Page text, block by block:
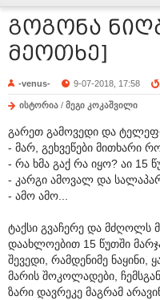
გოგონა
მეოთხე]
-venus- 9-07-2018, 17:58
ისტორია / მეგი კოკაშვილი
გარეთ გამოვედი და
- მარ, გეხვეწები მითხარი
- რა ხმა გაქ რა იყო? აი 15
- კარგი ამოვალ და
- ამო ამო...
ტაქსი გვაჩერე და მძღოლს
დაახლოებით 15 წუთში
შევედი, რამდენიმე ნაყინი,
მარის შოკოლადები, ჩემსგან
ზარი დავრეკე მაგრამ